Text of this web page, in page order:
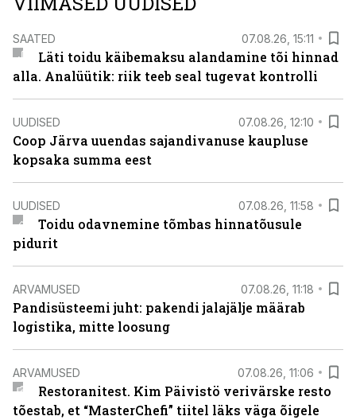
SAATED 07.08.26, 15:11
Läti toidu käibemaksu alandamine tõi hinnad
alla. Analüütik: riik teeb seal tugevat kontrolli
UUDISED 07.08.26, 12:10
Coop Järva uuendas sajandivanuse kaupluse
kopsaka summa eest
UUDISED 07.08.26, 11:58
Toidu odavnemine tõmbas hinnatõusule
pidurit
ARVAMUSED 07.08.26, 11:18
Pandisüsteemi juht: pakendi jalajälje määrab
logistika, mitte loosung
ARVAMUSED 07.08.26, 11:06
Restoranitest. Kim Päivistö verivärske resto
tõestab, et “MasterChefi” tiitel läks väga õigele